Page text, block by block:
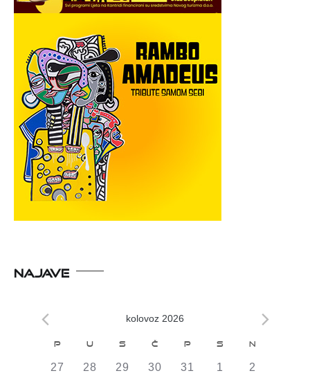
NAJAVE
kolovoz 2026
Kalendar
od
P U S Č P S N
0
27
0
28
0
29
0
30
0
31
0
1
0
2